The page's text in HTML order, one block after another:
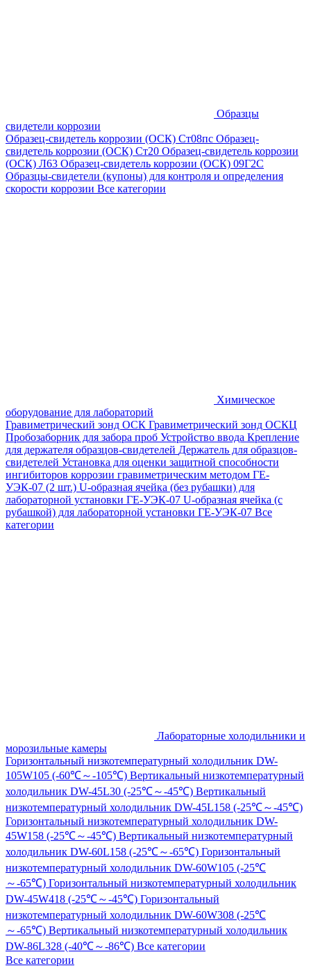
Образцы
свидетели коррозии
Образец-свидетель коррозии (ОСК) Ст08пс Образец-
свидетель коррозии (ОСК) Ст20 Образец-свидетель коррозии
(ОСК) Л63 Образец-свидетель коррозии (ОСК) 09Г2С
Образцы-свидетели (купоны) для контроля и определения
скорости коррозии Все категории
Химическое
оборудование для лабораторий
Гравиметрический зонд ОСК Гравиметрический зонд ОСКЦ
Пробозаборник для забора проб Устройство ввода Крепление
для держателя образцов-свидетелей Держатель для образцов-
свидетелей Установка для оценки защитной способности
ингибиторов коррозии гравиметрическим методом ГЕ-
УЭК-07 (2 шт.) U-образная ячейка (без рубашки) для
лабораторной установки ГЕ-УЭК-07 U-образная ячейка (с
рубашкой) для лабораторной установки ГЕ-УЭК-07 Все
категории
Лабораторные холодильники и
морозильные камеры
Горизонтальный низкотемпературный холодильник DW-
105W105 (-60℃～-105℃) Вертикальный низкотемпературный
холодильник DW-45L30 (-25℃～-45℃) Вертикальный
низкотемпературный холодильник DW-45L158 (-25℃～-45℃)
Горизонтальный низкотемпературный холодильник DW-
45W158 (-25℃～-45℃) Вертикальный низкотемпературный
холодильник DW-60L158 (-25℃～-65℃) Горизонтальный
низкотемпературный холодильник DW-60W105 (-25℃
～-65℃) Горизонтальный низкотемпературный холодильник
DW-45W418 (-25℃～-45℃) Горизонтальный
низкотемпературный холодильник DW-60W308 (-25℃
～-65℃) Вертикальный низкотемпературный холодильник
DW-86L328 (-40℃～-86℃) Все категории
Все категории